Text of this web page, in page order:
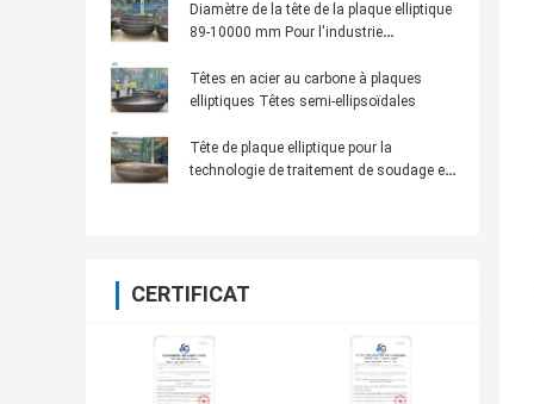
Diamètre de la tête de la plaque elliptique
89-10000 mm Pour l'industrie
Têtes en acier au carbone à plaques
elliptiques Têtes semi-ellipsoïdales
Tête de plaque elliptique pour la
technologie de traitement de soudage en
CERTIFICAT